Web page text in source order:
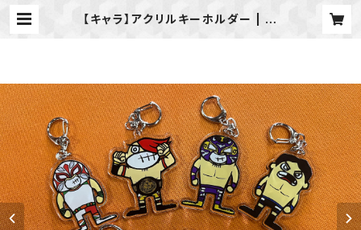
【キャラ】アクリルキーホルダー | 新